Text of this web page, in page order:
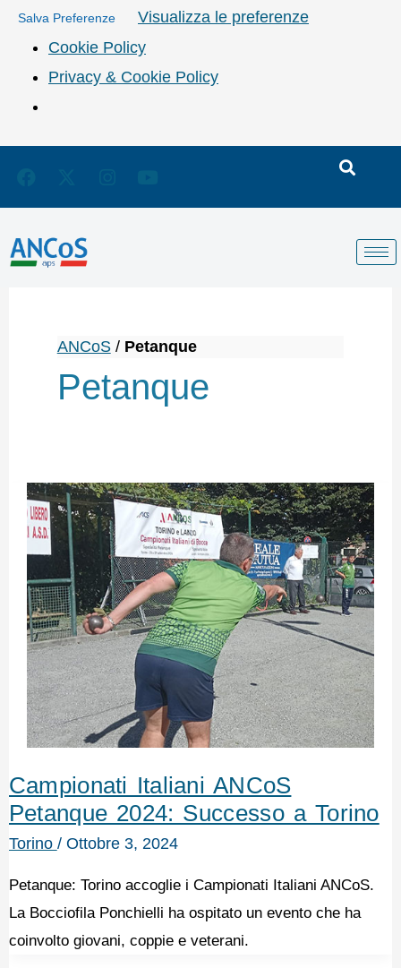
Salva Preferenze
Visualizza le preferenze
Cookie Policy
Privacy & Cookie Policy
ANCoS/ Petanque
Petanque
Campionati Italiani ANCoS
Petanque 2024: Successo a Torino
Torino / Ottobre 3, 2024
Petanque: Torino accoglie i Campionati Italiani ANCoS.
La Bocciofila Ponchielli ha ospitato un evento che ha
coinvolto giovani, coppie e veterani.